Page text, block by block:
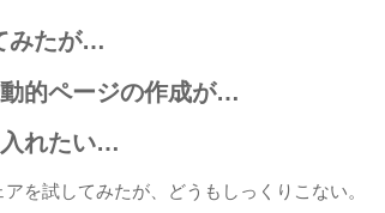
みたが…
的ページの作成が…
れたい…
を試してみたが、どうもしっくりこない。